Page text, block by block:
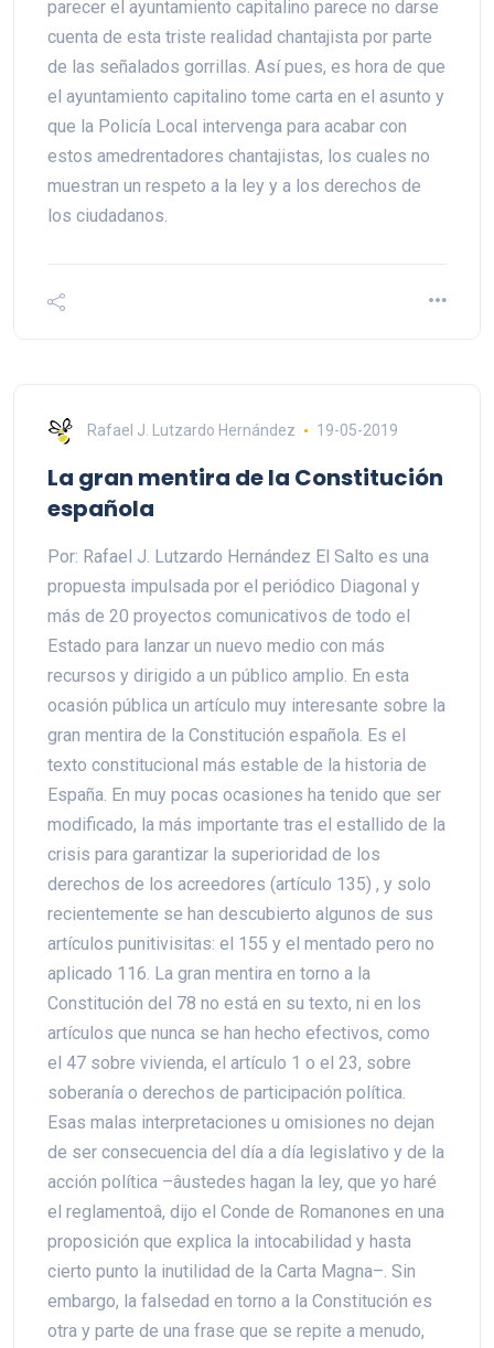
parecer el ayuntamiento capitalino parece no darse
cuenta de esta triste realidad chantajista por parte
de las señalados gorrillas. Así pues, es hora de que
el ayuntamiento capitalino tome carta en el asunto y
que la Policía Local intervenga para acabar con
estos amedrentadores chantajistas, los cuales no
muestran un respeto a la ley y a los derechos de
los ciudadanos.
Rafael J. Lutzardo Hernández 19-05-2019
La gran mentira de la Constitución
española
Por: Rafael J. Lutzardo Hernández El Salto es una
propuesta impulsada por el periódico Diagonal y
más de 20 proyectos comunicativos de todo el
Estado para lanzar un nuevo medio con más
recursos y dirigido a un público amplio. En esta
ocasión pública un artículo muy interesante sobre la
gran mentira de la Constitución española. Es el
texto constitucional más estable de la historia de
España. En muy pocas ocasiones ha tenido que ser
modificado, la más importante tras el estallido de la
crisis para garantizar la superioridad de los
derechos de los acreedores (artículo 135) , y solo
recientemente se han descubierto algunos de sus
artículos punitivisitas: el 155 y el mentado pero no
aplicado 116. La gran mentira en torno a la
Constitución del 78 no está en su texto, ni en los
artículos que nunca se han hecho efectivos, como
el 47 sobre vivienda, el artículo 1 o el 23, sobre
soberanía o derechos de participación política.
Esas malas interpretaciones u omisiones no dejan
de ser consecuencia del día a día legislativo y de la
acción política –âustedes hagan la ley, que yo haré
el reglamentoâ, dijo el Conde de Romanones en una
proposición que explica la intocabilidad y hasta
cierto punto la inutilidad de la Carta Magna–. Sin
embargo, la falsedad en torno a la Constitución es
otra y parte de una frase que se repite a menudo,